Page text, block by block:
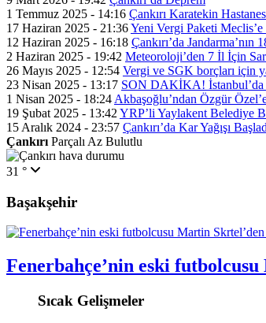
1 Temmuz 2025 - 14:16 Çankırı Karatekin
17 Haziran 2025 - 21:36Yeni Vergi Paketi Meclis’e
12 Haziran 2025 - 16:18 Çankırı’da
2 Haziran 2025 - 19:42 Meteoroloji’den 7 İl İçin
26 Mayıs 2025 - 12:54 Vergi ve SGK borçları için
23 Nisan 2025 - 13:17 SON DAKİKA! İstanbul’da
1 Nisan 2025 - 18:24 Akbaşoğlu’ndan Özgür
19 Şubat 2025 - 13:42 YRP’li Yaylakent Belediye
15 Aralık 2024 - 23:57 Çankırı’da Kar Yağışı
Çankırı Parçalı Az Bulutlu
31 °
Başakşehir
Fenerbahçe’nin eski
Sıcak Gelişmeler